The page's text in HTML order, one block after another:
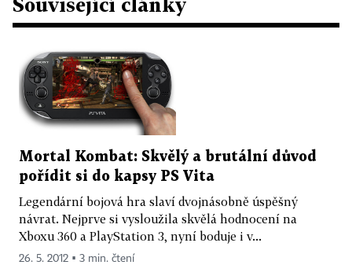
Mortal Kombat: Skvělý a brutální důvod
pořídit si do kapsy PS Vita
Legendární bojová hra slaví dvojnásobně úspěšný
návrat. Nejprve si vysloužila skvělá hodnocení na
Xboxu 360 a PlayStation 3, nyní boduje i v...
26. 5. 2012 ▪ 3 min. čtení